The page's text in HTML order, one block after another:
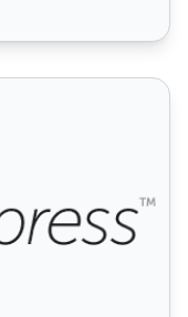
de WordPress)